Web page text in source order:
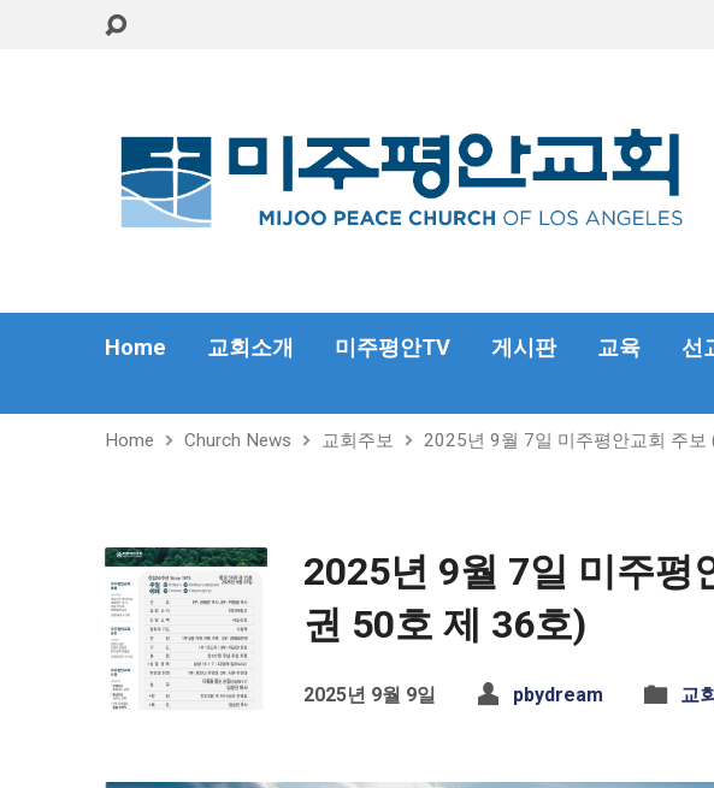
Home 교회소개 미주평안TV 게시판 교육 선
Home Church News 교회주보 2025년 9월 7일 미주평안교회 주보
2025년 9월 7일 미주평
권 50호 제 36호)
2025년 9월 9일 pbydream 교